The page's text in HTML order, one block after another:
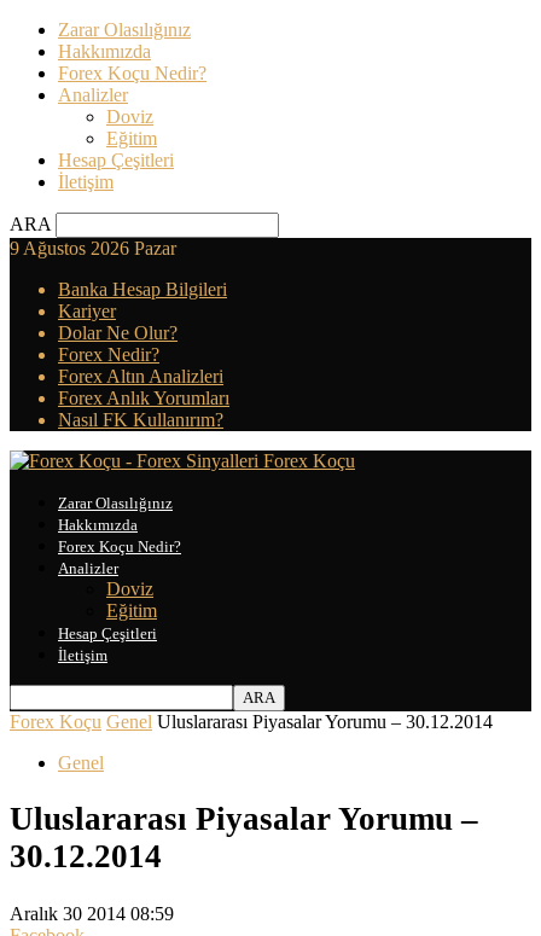
Zarar Olasılığınız
Hakkımızda
Forex Koçu Nedir?
Analizler
Doviz
Eğitim
Hesap Çeşitleri
İletişim
ARA
9 Ağustos 2026 Pazar
Banka Hesap Bilgileri
Kariyer
Dolar Ne Olur?
Forex Nedir?
Forex Altın Analizleri
Forex Anlık Yorumları
Nasıl FK Kullanırım?
Forex Koçu
Zarar Olasılığınız
Hakkımızda
Forex Koçu Nedir?
Analizler
Doviz
Eğitim
Hesap Çeşitleri
İletişim
Forex Koçu Genel Uluslararası Piyasalar Yorumu – 30.12.2014
Genel
Uluslararası Piyasalar Yorumu –
30.12.2014
Aralık 30 2014 08:59